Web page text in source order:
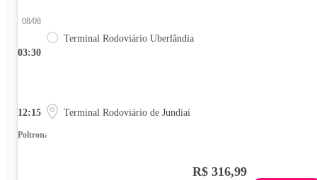
03:30
08/08
Terminal Rodoviário Uberlândia
12:15 Terminal Rodoviário de Jundiaí
Poltrona
R$ 316,99